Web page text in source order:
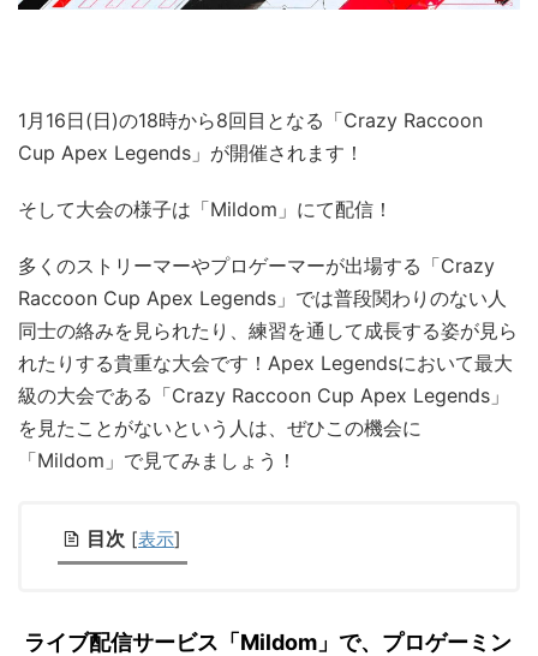
1月16日(日)の18時から8回目となる「Crazy Raccoon
Cup Apex Legends」が開催されます！
そして大会の様子は「Mildom」にて配信！
多くのストリーマーやプロゲーマーが出場する「Crazy
Raccoon Cup Apex Legends」では普段関わりのない人
同士の絡みを見られたり、練習を通して成長する姿が見ら
れたりする貴重な大会です！Apex Legendsにおいて最大
級の大会である「Crazy Raccoon Cup Apex Legends」
を見たことがないという人は、ぜひこの機会に
「Mildom」で見てみましょう！
目次 [表示]
ライブ配信サービス「Mildom」で、プロゲーミン